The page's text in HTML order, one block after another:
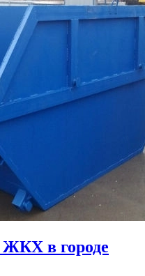
ЖКХ в городе